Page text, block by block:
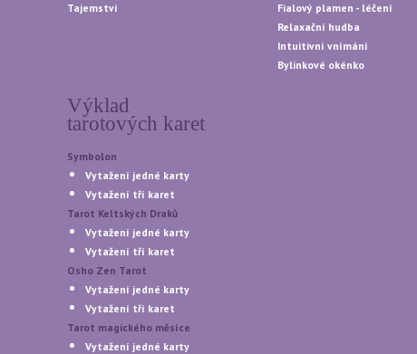
Tajemství
Fialový plamen - léčení
Relaxační hudba
Intuitivní vnímání
Bylinkové okénko
Výklad
tarotových karet
Symbolon
Vytažení jedné karty
Vytažení tří karet
Tarot Keltských Draků
Vytažení jedné karty
Vytažení tří karet
Osho Zen Tarot
Vytažení jedné karty
Vytažení tří karet
Tarot magického měsíce
Vytažení jedné karty